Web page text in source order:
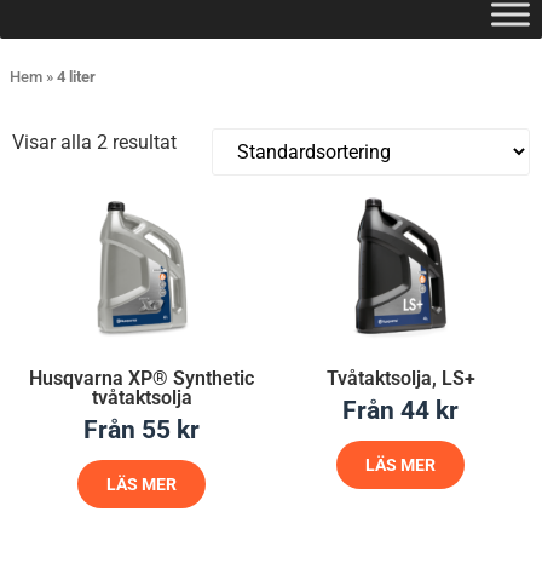
Hem » 4 liter
Visar alla 2 resultat
Husqvarna XP® Synthetic
tvåtaktsolja
Från 55 kr
LÄS MER
Tvåtaktsolja, LS+
Från 44 kr
LÄS MER